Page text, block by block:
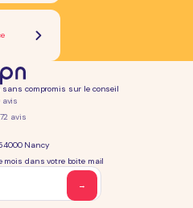
compromis sur le conseil
avis
avis
Nancy
mois dans votre boite mail